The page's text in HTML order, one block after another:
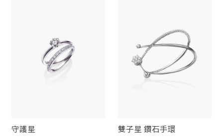
守護星 雙子星 鑽石手環